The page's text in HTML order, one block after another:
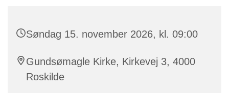
Søndag 15. november 2026, kl. 09:00
Gundsømagle Kirke, Kirkevej 3, 4000
Roskilde